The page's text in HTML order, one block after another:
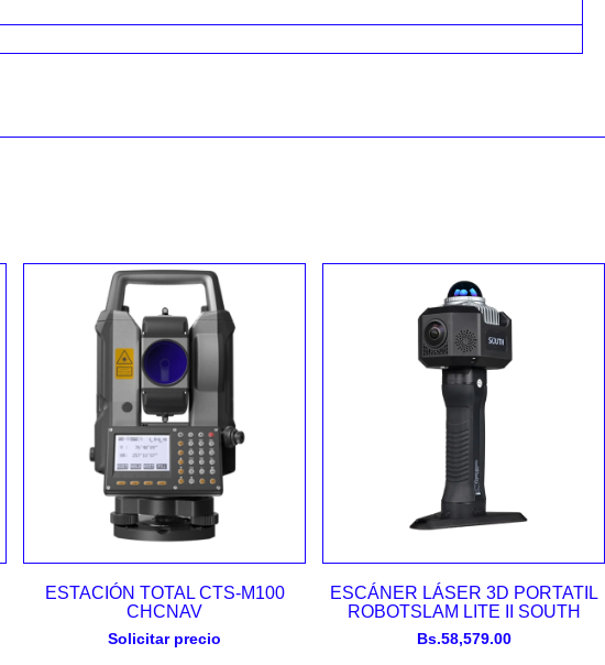
Vista rápida
ESTACIÓN TOTAL CTS-M100
CHCNAV
Solicitar precio
Vista rápida
ESCÁNER LÁSER 3D PORTATIL
ROBOTSLAM LITE II SOUTH
Bs.58,579.00